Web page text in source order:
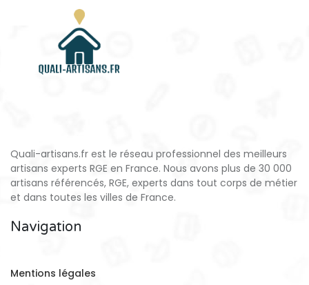
Quali-artisans.fr est le réseau professionnel des meilleurs
artisans experts RGE en France. Nous avons plus de 30 000
artisans référencés, RGE, experts dans tout corps de métier
et dans toutes les villes de France.
Navigation
Mentions légales